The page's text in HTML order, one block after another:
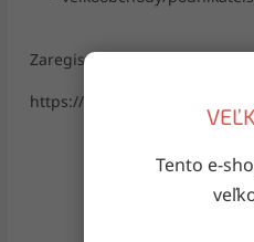
Tento e-
Zaregistrujte sa pomocou
https://www.skarja.sk/